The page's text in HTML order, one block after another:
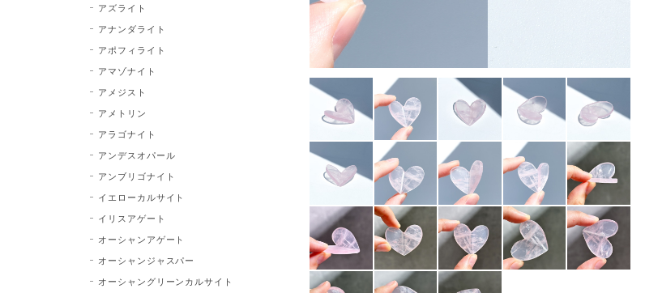
アズライト
アナンダライト
アポフィライト
アマゾナイト
アメジスト
アメトリン
アラゴナイト
アンデスオパール
アンブリゴナイト
イエローカルサイト
イリスアゲート
オーシャンアゲート
オーシャンジャスパー
オーシャングリーンカルサイト